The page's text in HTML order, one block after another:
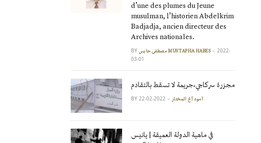
d’une des plumes du Jeune
musulman, l’historien Abdelkrim
Badjadja, ancien directeur des
Archives nationales.
BY مصطفى حابس MUSTAPHA HABES
2022-
03-01
مجزرة سركاجي،جريمة لا تسقط بالتقادم
BY آمود أغ المختار 2022-02-22
في ماهية الدولة العميقة | يانيس